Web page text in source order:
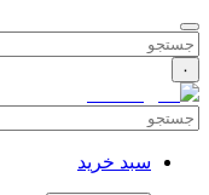
۰
سبد خرید